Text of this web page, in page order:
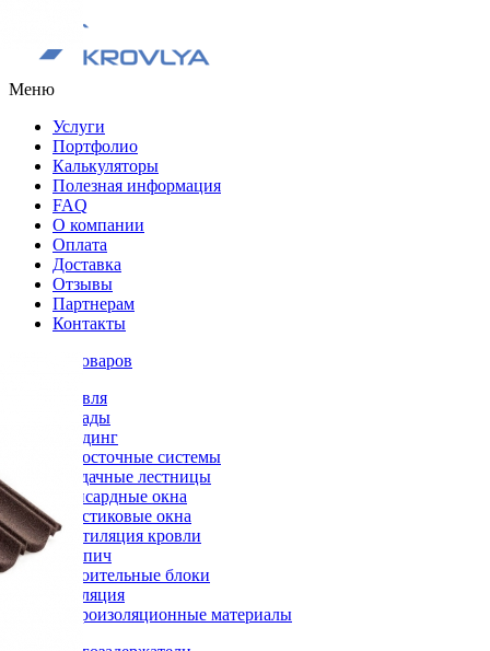
Меню
Услуги
Портфолио
Калькуляторы
Полезная информация
FAQ
О компании
Оплата
Доставка
Отзывы
Партнерам
Контакты
Каталог товаров
Кровля
Фасады
Сайдинг
Водосточные системы
Чердачные лестницы
Мансардные окна
Пластиковые окна
Вентиляция кровли
Кирпич
Строительные блоки
Изоляция
Гидроизоляционные материалы